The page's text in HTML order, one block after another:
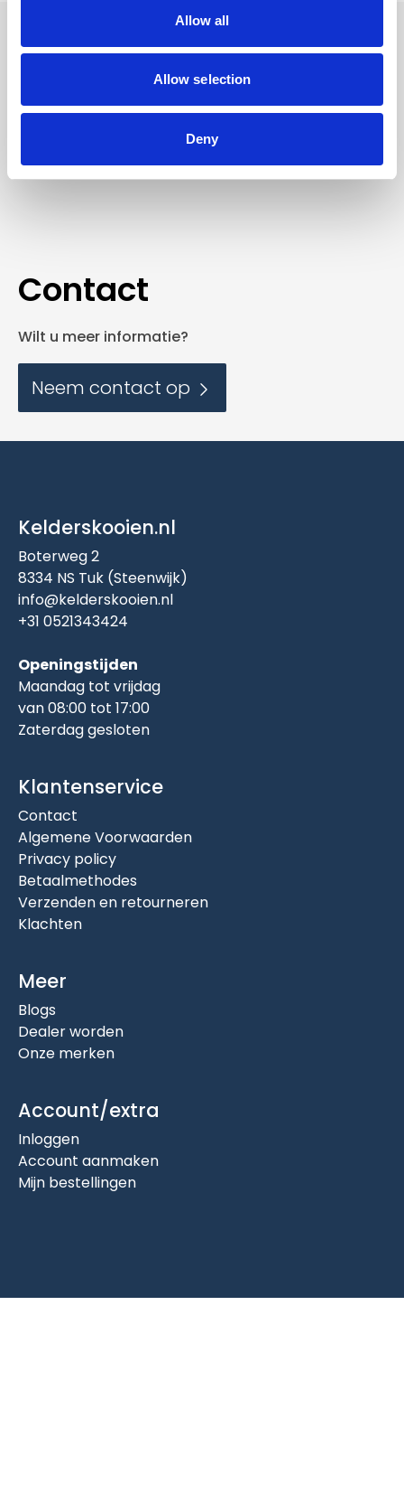
Allow all
Allow selection
Deny
Volg ons
Volg ons voor actuele aanbiedingen, opruiming
van nieuwe ontwikkelingen.
Contact
Wilt u meer informatie?
Neem contact op
Kelderskooien.nl
Boterweg 2
8334 NS Tuk (Steenwijk)
info@kelderskooien.nl
+31 0521343424
Openingstijden
Maandag tot vrijdag
van 08:00 tot 17:00
Zaterdag gesloten
Klantenservice
Contact
Algemene Voorwaarden
Privacy policy
Betaalmethodes
Verzenden en retourneren
Klachten
Meer
Blogs
Dealer worden
Onze merken
Account/extra
Inloggen
Account aanmaken
Mijn bestellingen